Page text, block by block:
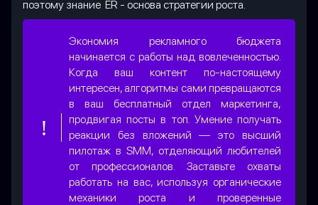
поэтому знание ER - основа стратегии роста.
Экономия рекламного бюджета
начинается с работы над вовлеченностью.
Когда ваш контент по-настоящему
интересен, алгоритмы сами превращаются
в ваш бесплатный отдел маркетинга,
продвигая посты в топ. Умение получать
реакции без вложений — это высший
пилотаж в SMM, отделяющий любителей
от профессионалов. Заставьте охваты
работать на вас, используя органические
механики роста и проверенные